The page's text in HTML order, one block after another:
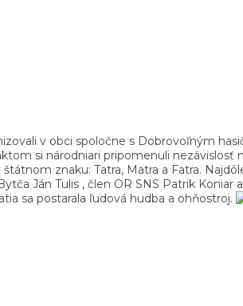
v obci spoločne s Dobrovoľným
si národniari pripomenuli nezávislosť
znaku: Tatra, Matra a Fatra.
Ján Tulis , člen OR SNS Patrik Koniar
sa postarala ľudová hudba a ohňostroj.